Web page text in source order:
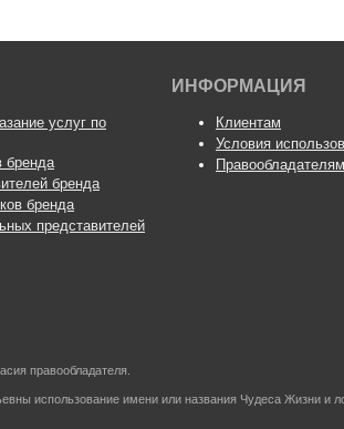
услуг по
бренда
бренда
бренда
представителей
ИНФОРМАЦИЯ
Клиентам
Условия
Правообладателям
правообладателя.
использование имени или названия Чудеса Жизни и